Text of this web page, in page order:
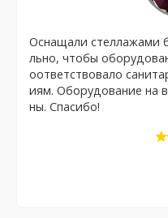
Оснащали стеллажами
льно, чтобы
оответствовало
иям. Оборудование на
ны. Спасибо!